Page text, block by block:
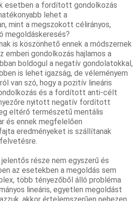
esetben a fordított gondolkozás
lehet a
mint a megszokott célirányos,
megoldáskeresés?
is köszönhető ennek a módszernek
emberi gondolkozás hajlamos a
boldogul a negatív gondolatokkal,
is lehet igazság, de véleményem
van szó, hogy a pozitív lineáris
és a fordított anti-célt
nyitott negatív
eltérő természetű mentális
és ennek megfelelően
eredményeket is szállítanak
része nem egyszerű és
az esetekben a megoldás sem
több tényezőből álló probléma
lineáris, egyetlen megoldást